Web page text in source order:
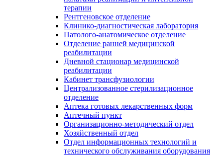
терапии
Рентгеновское отделение
Клинико-диагностическая лаборатория
Патолого-анатомическое отделение
Отделение ранней медицинской
реабилитации
Дневной стационар медицинской
реабилитации
Кабинет трансфузиологии
Централизованное стерилизационное
отделение
Аптека готовых лекарственных форм
Аптечный пункт
Организационно-методический отдел
Хозяйственный отдел
Отдел информационных технологий и
технического обслуживания оборудования